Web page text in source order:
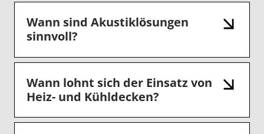
Wann sind Akustiklösungen
sinnvoll?
Wann lohnt sich der Einsatz von
Heiz- und Kühldecken?